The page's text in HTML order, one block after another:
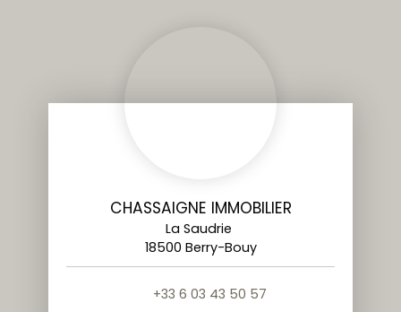
CHASSAIGNE IMMOBILIER
La Saudrie
18500 Berry-Bouy
+33 6 03 43 50 57